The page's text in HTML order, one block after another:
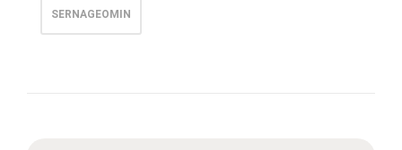
SERNAGEOMIN